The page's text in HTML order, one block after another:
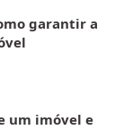
garantir a
um imóvel e